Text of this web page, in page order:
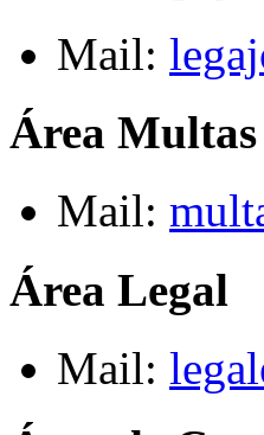
Mail:
Área Multas
Mail:
Área Legal
Mail: